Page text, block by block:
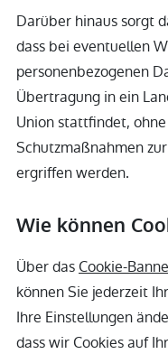
Darüber hinaus sorgt
dass bei eventuellen
personenbezogenen
Übertragung in ein
Union stattfindet,
Schutzmaßnahmen
ergriffen werden.
Wie können
Über das Cookie-
können Sie jederzeit
Ihre Einstellungen
dass wir Cookies auf